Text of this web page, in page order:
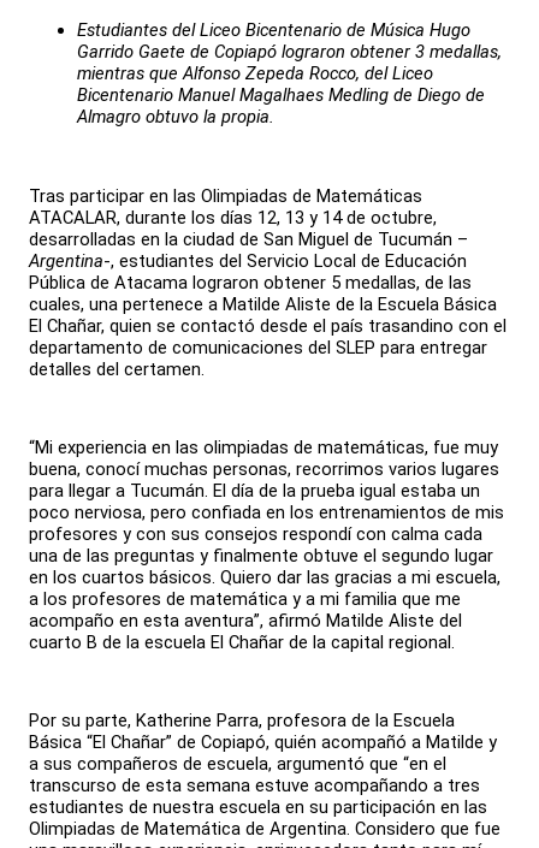
Estudiantes del Liceo Bicentenario de Música Hugo
Garrido Gaete de Copiapó lograron obtener 3 medallas,
mientras que Alfonso Zepeda Rocco, del Liceo
Bicentenario Manuel Magalhaes Medling de Diego de
Almagro obtuvo la propia.
Tras participar en las Olimpiadas de Matemáticas
ATACALAR, durante los días 12, 13 y 14 de octubre,
desarrolladas en la ciudad de San Miguel de Tucumán –
Argentina-, estudiantes del Servicio Local de Educación
Pública de Atacama lograron obtener 5 medallas, de las
cuales, una pertenece a Matilde Aliste de la Escuela Básica
El Chañar, quien se contactó desde el país trasandino con el
departamento de comunicaciones del SLEP para entregar
detalles del certamen.
“Mi experiencia en las olimpiadas de matemáticas, fue muy
buena, conocí muchas personas, recorrimos varios lugares
para llegar a Tucumán. El día de la prueba igual estaba un
poco nerviosa, pero confiada en los entrenamientos de mis
profesores y con sus consejos respondí con calma cada
una de las preguntas y finalmente obtuve el segundo lugar
en los cuartos básicos. Quiero dar las gracias a mi escuela,
a los profesores de matemática y a mi familia que me
acompaño en esta aventura”, afirmó Matilde Aliste del
cuarto B de la escuela El Chañar de la capital regional.
Por su parte, Katherine Parra, profesora de la Escuela
Básica “El Chañar” de Copiapó, quién acompañó a Matilde y
a sus compañeros de escuela, argumentó que “en el
transcurso de esta semana estuve acompañando a tres
estudiantes de nuestra escuela en su participación en las
Olimpiadas de Matemática de Argentina. Considero que fue